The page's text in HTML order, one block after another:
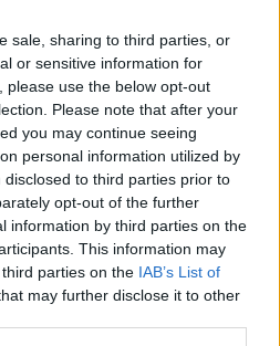
sale, sharing to third parties, or
or sensitive information for
please use the below opt-out
Please note that after your
you may continue seeing
personal information utilized by
to third parties prior to
opt-out of the further
information by third parties on the
This information may
parties on the IAB’s List of
may further disclose it to other